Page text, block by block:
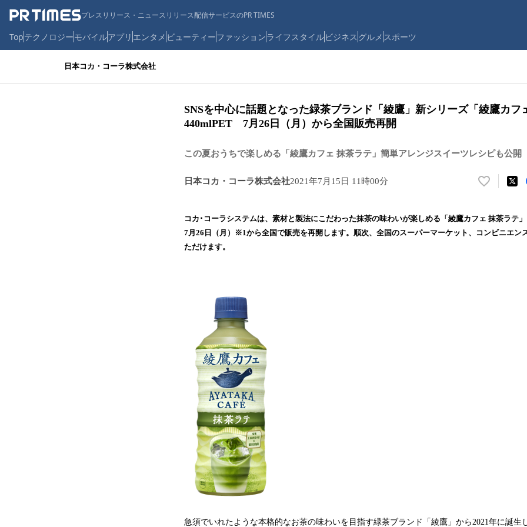
プレスリリース・ニュースリリース配信サービスのPR TIMES
Topテクノロジーモバイルアプリ エンタメ ビューティーファッションライフスタイルビジネス グルメ スポーツ
日本コカ・コーラ株式会社
SNSを中心に話題となった緑茶ブランド「綾鷹」新シリーズ「綾鷹カフ
440mlPET 7月26日（月）から全国販売再開
この夏おうちで楽しめる「綾鷹カフェ 抹茶ラテ」簡単アレンジスイーツレシピも公開
日本コカ・コーラ株式会社2021年7月15日 11時00分
い
！
数
コカ･コーラシステムは、素材と製法にこだわった抹茶の味わいが楽しめる「綾鷹カフェ 抹茶ラテ
7月26日（月）※1から全国で販売を再開します。順次、全国のスーパーマーケット、コンビニエン
ただけます。
急須でいれたような本格的なお茶の味わいを目指す緑茶ブランド「綾鷹」から2021年に誕生